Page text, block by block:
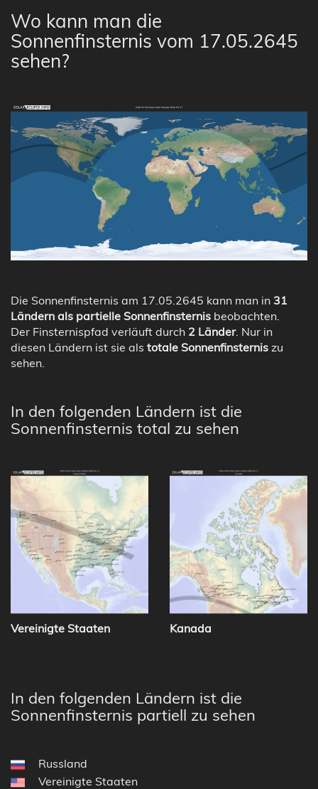
Wo kann man die
Sonnenfinsternis vom 17.05.2645
sehen?
Die Sonnenfinsternis am 17.05.2645 kann man in 31
Ländern als partielle Sonnenfinsternis beobachten.
Der Finsternispfad verläuft durch 2 Länder. Nur in
diesen Ländern ist sie als totale Sonnenfinsternis zu
sehen.
In den folgenden Ländern ist die
Sonnenfinsternis total zu sehen
Vereinigte Staaten Kanada
In den folgenden Ländern ist die
Sonnenfinsternis partiell zu sehen
Russland
Vereinigte Staaten